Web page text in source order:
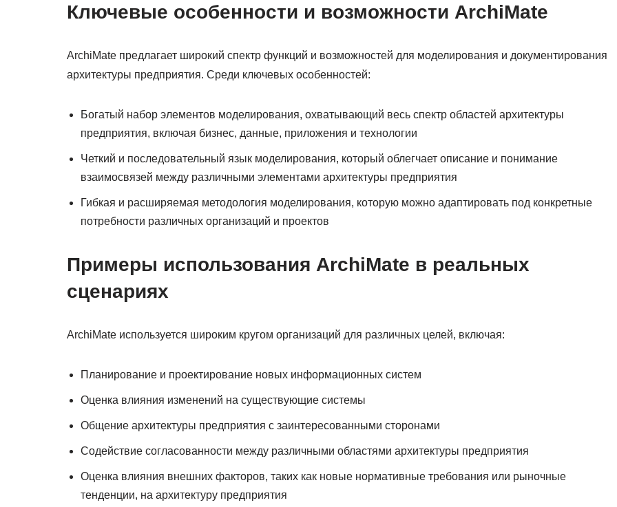
Ключевые особенности и возможности ArchiMate
ArchiMate предлагает широкий спектр функций и возможностей для моделирования и документирования
архитектуры предприятия. Среди ключевых особенностей:
Богатый набор элементов моделирования, охватывающий весь спектр областей архитектуры
предприятия, включая бизнес, данные, приложения и технологии
Четкий и последовательный язык моделирования, который облегчает описание и понимание
взаимосвязей между различными элементами архитектуры предприятия
Гибкая и расширяемая методология моделирования, которую можно адаптировать под конкретные
потребности различных организаций и проектов
Примеры использования ArchiMate в реальных
сценариях
ArchiMate используется широким кругом организаций для различных целей, включая:
Планирование и проектирование новых информационных систем
Оценка влияния изменений на существующие системы
Общение архитектуры предприятия с заинтересованными сторонами
Содействие согласованности между различными областями архитектуры предприятия
Оценка влияния внешних факторов, таких как новые нормативные требования или рыночные
тенденции, на архитектуру предприятия